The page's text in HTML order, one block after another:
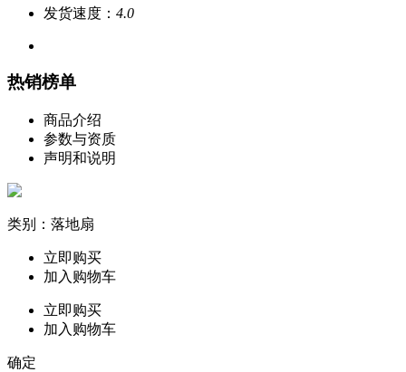
发货速度： 4.0
热销榜单
商品介绍
参数与资质
声明和说明
类别：落地扇
立即购买
加入购物车
立即购买
加入购物车
确定